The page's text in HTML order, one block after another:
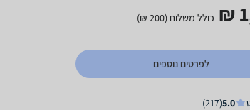
כולל משלוח (200 ₪)
לפרטים נוספים
5.0
(217)